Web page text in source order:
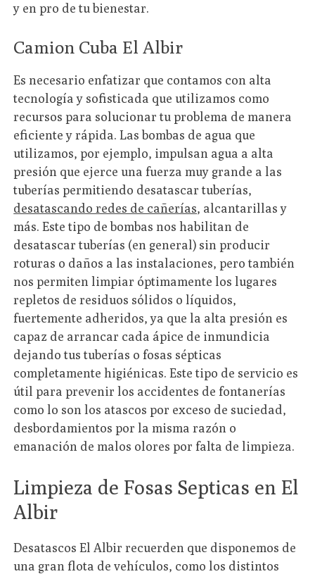
y en pro de tu bienestar.
Camion Cuba El Albir
Es necesario enfatizar que contamos con alta
tecnología y sofisticada que utilizamos como
recursos para solucionar tu problema de manera
eficiente y rápida. Las bombas de agua que
utilizamos, por ejemplo, impulsan agua a alta
presión que ejerce una fuerza muy grande a las
tuberías permitiendo desatascar tuberías,
desatascando redes de cañerías, alcantarillas y
más. Este tipo de bombas nos habilitan de
desatascar tuberías (en general) sin producir
roturas o daños a las instalaciones, pero también
nos permiten limpiar óptimamente los lugares
repletos de residuos sólidos o líquidos,
fuertemente adheridos, ya que la alta presión es
capaz de arrancar cada ápice de inmundicia
dejando tus tuberías o fosas sépticas
completamente higiénicas. Este tipo de servicio es
útil para prevenir los accidentes de fontanerías
como lo son los atascos por exceso de suciedad,
desbordamientos por la misma razón o
emanación de malos olores por falta de limpieza.
Limpieza de Fosas Septicas en El
Albir
Desatascos El Albir recuerden que disponemos de
una gran flota de vehículos, como los distintos